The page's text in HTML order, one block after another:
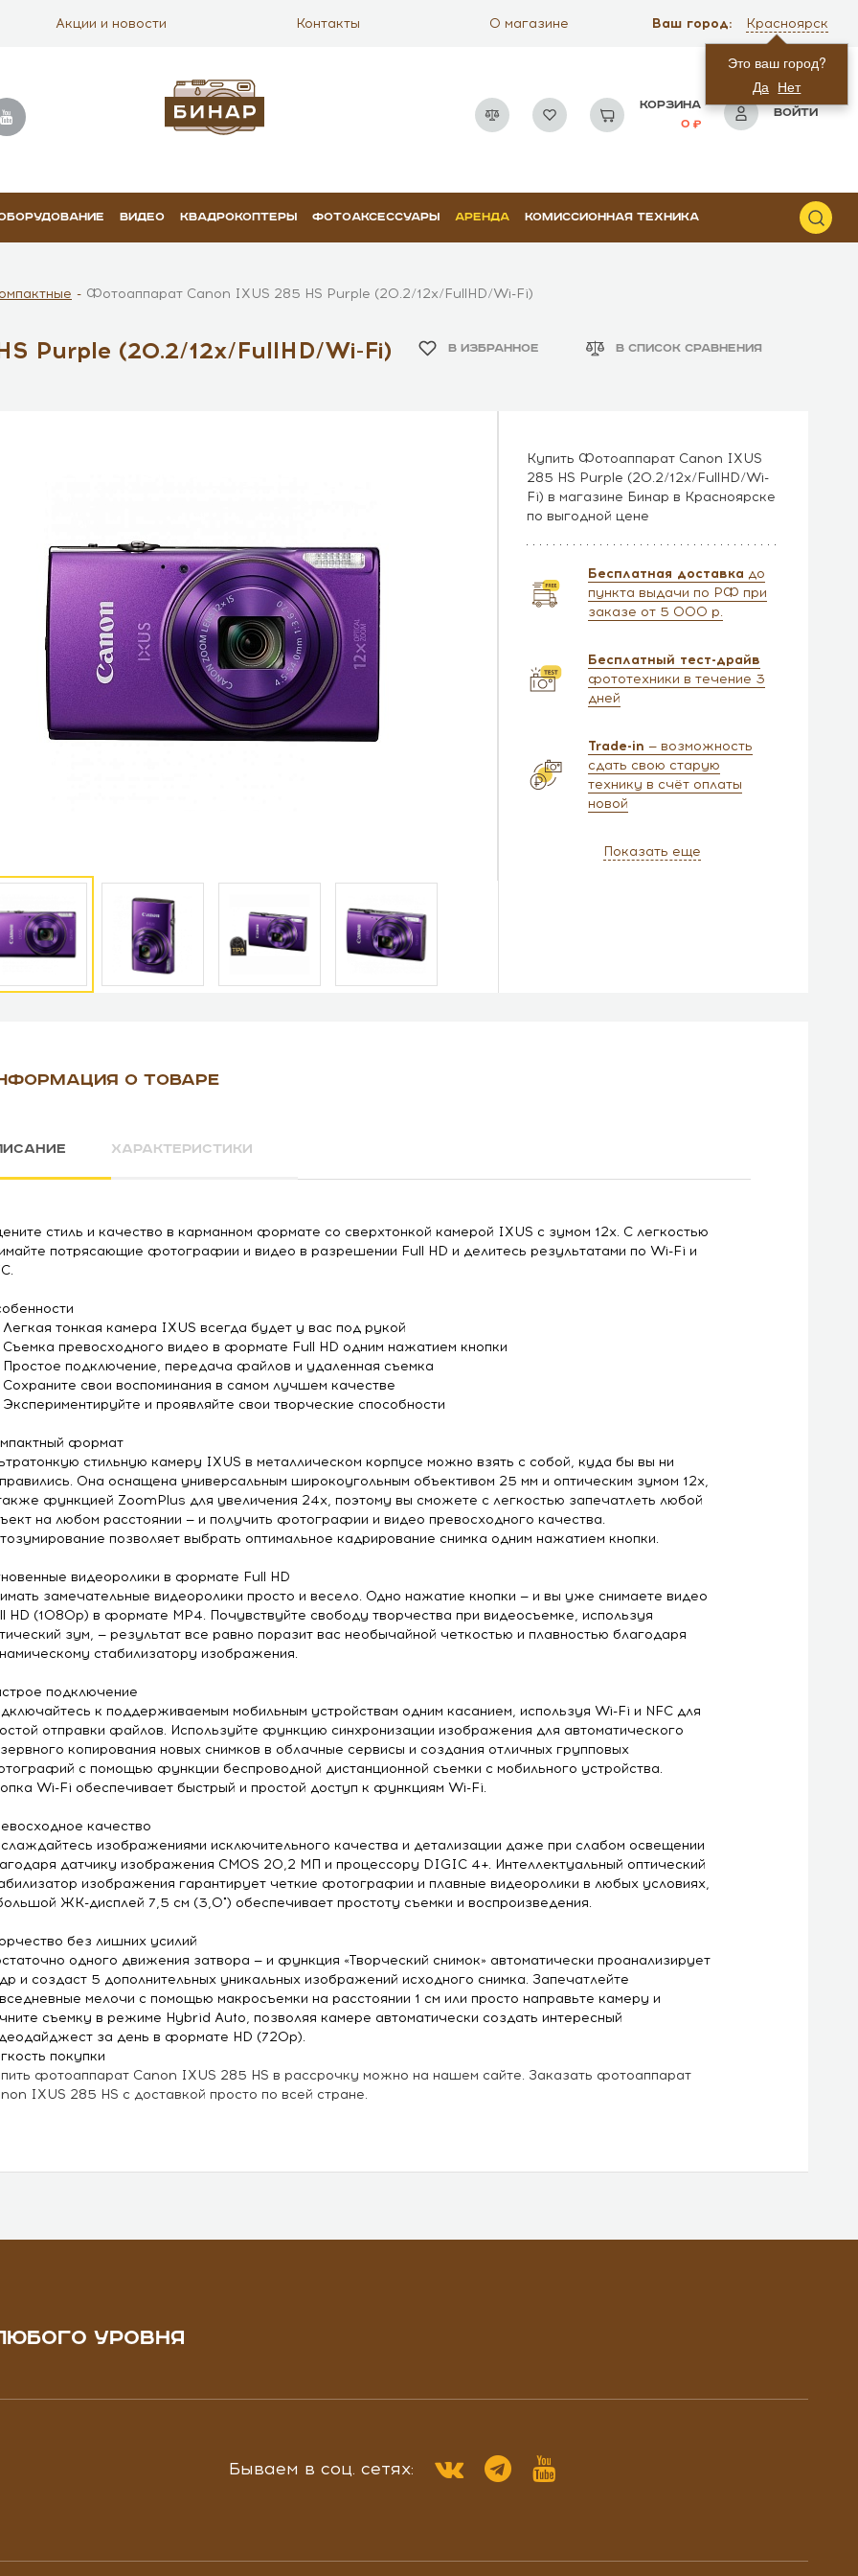
Акции и новости Контакты О магазине Ваш город:
Это ваш город?
Да Нет
Красноярск
КОРЗИНА
0
ВОЙТИ
ВИДЕО КВАДРОКОПТЕРЫ ФОТОАКСЕССУАРЫ АРЕНДА КОМИССИОННАЯ ТЕХНИКА
Фотоаппарат Canon IXUS 285 HS Purple (20.2/12x/FullHD/Wi-Fi)
Purple (20.2/12x/FullHD/Wi-Fi) В ИЗБРАННОЕ В СПИСОК СРАВНЕНИЯ
Купить Фотоаппарат Canon IXUS
285 HS Purple (20.2/12x/FullHD/Wi-
Fi) в магазине Бинар в Красноярске
по выгодной цене
Бесплатная доставка до
пункта выдачи по РФ при
заказе от 5 000 р.
Бесплатный тест-драйв
фототехники в течение 3
дней
Trade-in — возможность
сдать свою старую
технику в счёт оплаты
новой
Показать еще
О ТОВАРЕ
ХАРАКТЕРИСТИКИ
стиль и качество в карманном формате со сверхтонкой камерой IXUS с зумом 12x. С легкостью
потрясающие фотографии и видео в разрешении Full HD и делитесь результатами по Wi-Fi и
тонкая камера IXUS всегда будет у вас под рукой
превосходного видео в формате Full HD одним нажатием кнопки
подключение, передача файлов и удаленная съемка
свои воспоминания в самом лучшем качестве
и проявляйте свои творческие способности
формат
стильную камеру IXUS в металлическом корпусе можно взять с собой, куда бы вы ни
Она оснащена универсальным широкоугольным объективом 25 мм и оптическим зумом 12x,
функцией ZoomPlus для увеличения 24x, поэтому вы сможете с легкостью запечатлеть любой
на любом расстоянии — и получить фотографии и видео превосходного качества.
позволяет выбрать оптимальное кадрирование снимка одним нажатием кнопки.
видеоролики в формате Full HD
замечательные видеоролики просто и весело. Одно нажатие кнопки — и вы уже снимаете видео
HD (1080p) в формате MP4. Почувствуйте свободу творчества при видеосъемке, используя
зум, — результат все равно поразит вас необычайной четкостью и плавностью благодаря
стабилизатору изображения.
подключение
к поддерживаемым мобильным устройствам одним касанием, используя Wi-Fi и NFC для
отправки файлов. Используйте функцию синхронизации изображения для автоматического
копирования новых снимков в облачные сервисы и создания отличных групповых
с помощью функции беспроводной дистанционной съемки с мобильного устройства.
Wi-Fi обеспечивает быстрый и простой доступ к функциям Wi-Fi.
качество
изображениями исключительного качества и детализации даже при слабом освещении
датчику изображения CMOS 20,2 МП и процессору DIGIC 4+. Интеллектуальный оптический
изображения гарантирует четкие фотографии и плавные видеоролики в любых условиях,
ЖК-дисплей 7,5 см (3,0") обеспечивает простоту съемки и воспроизведения.
без лишних усилий
одного движения затвора — и функция «Творческий снимок» автоматически проанализирует
и создаст 5 дополнительных уникальных изображений исходного снимка. Запечатлейте
мелочи с помощью макросъемки на расстоянии 1 см или просто направьте камеру и
съемку в режиме Hybrid Auto, позволяя камере автоматически создать интересный
за день в формате HD (720p).
покупки
фотоаппарат Canon IXUS 285 HS в рассрочку можно на нашем сайте. Заказать фотоаппарат
IXUS 285 HS с доставкой просто по всей стране.
УРОВНЯ
Бываем в соц. сетях: